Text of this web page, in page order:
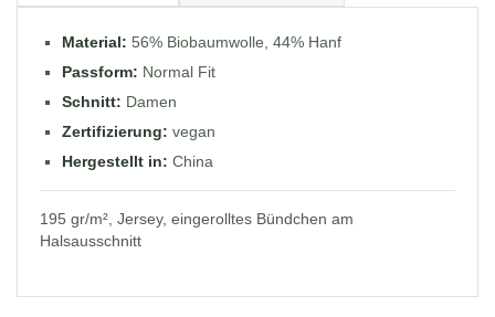
Material: 56% Biobaumwolle, 44% Hanf
Passform: Normal Fit
Schnitt: Damen
Zertifizierung: vegan
Hergestellt in: China
195 gr/m², Jersey, eingerolltes Bündchen am
Halsausschnitt